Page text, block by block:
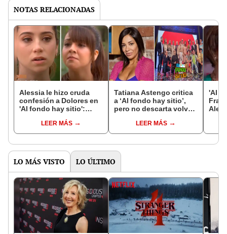
NOTAS RELACIONADAS
Alessia le hizo cruda
confesión a Dolores en
'Al fondo hay sitio':
'Jimmy'LEER MÁS
Tatiana Astengo critica
a ‘Al fondo hay sitio’,
pero no descarta volver:
económicas”
LEER MÁS
'Al
LO MÁS VISTO LO ÚLTIMO